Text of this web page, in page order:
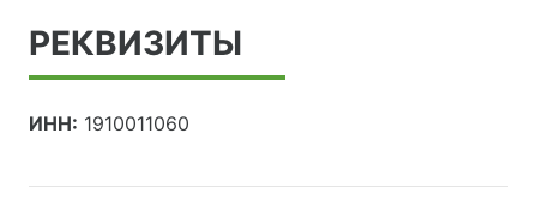
РЕКВИЗИТЫ
ИНН: 1910011060